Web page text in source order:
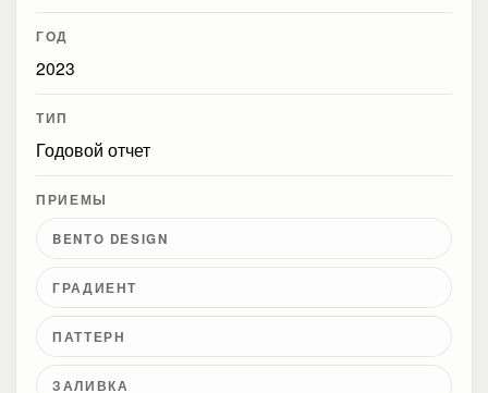
ГОД
2023
ТИП
Годовой отчет
ПРИЕМЫ
BENTO DESIGN
ГРАДИЕНТ
ПАТТЕРН
ЗАЛИВКА